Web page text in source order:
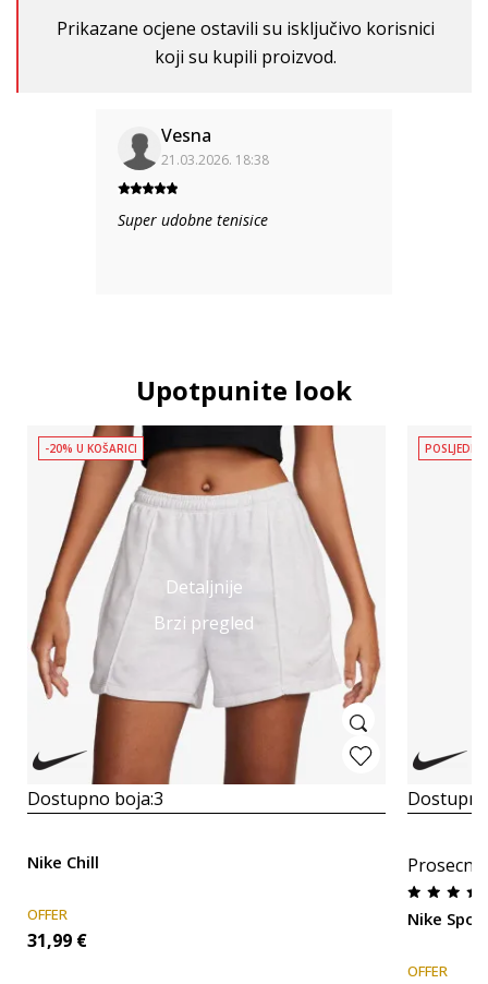
Prikazane ocjene ostavili su isključivo korisnici
koji su kupili proizvod.
Vesna
21.03.2026. 18:38
Super udobne tenisice
Upotpunite look
Detaljnije
Brzi pregled
-20% U KOŠARICI
Dostupno boja:3
Nike Chill
OFFER
31,99 €
Nike
OFFER